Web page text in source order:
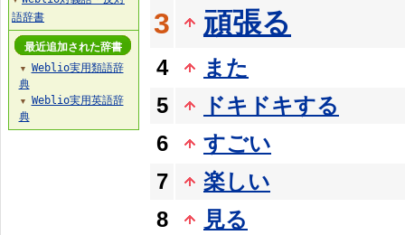
3
頑張る
4
また
5
ドキドキする
6
すごい
7
楽しい
8
見る
語辞書
最近追加された辞書
▼
Weblio実用類語辞
典
▼
Weblio実用英語辞
典